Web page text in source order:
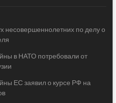
несовершеннолетних по делу о
в НАТО потребовали от
ЕС заявил о курсе РФ на